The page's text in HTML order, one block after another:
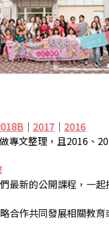
｜ 2017 ｜ 2016
專文整理，且2016、
最新的公開課程，一
合作共同發展相關教育